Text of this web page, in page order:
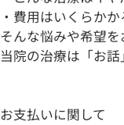
・費用はいくらかか
そんな悩みや希望を
当院の治療は「 お話
お支払いに関して